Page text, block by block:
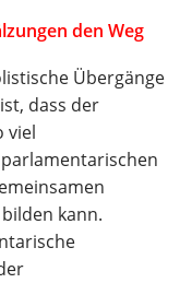
den Weg
Übergänge
dass der
viel
kann.